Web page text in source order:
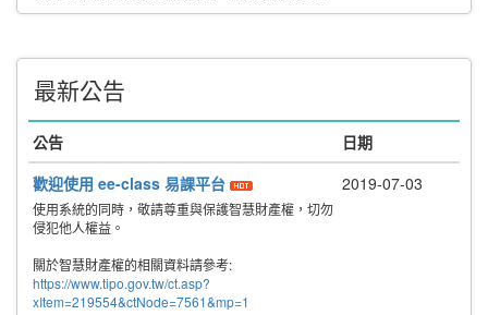
最新公告
公告
日期
歡迎使用 ee-class 易課平台
使用系統的同時，敬請尊重與保護智慧財產權，切勿
侵犯他人權益。
關於智慧財產權的相關資料請參考:
https://www.tipo.gov.tw/ct.asp?
xItem=219554&ctNode=7561&mp=1
2019-07-03